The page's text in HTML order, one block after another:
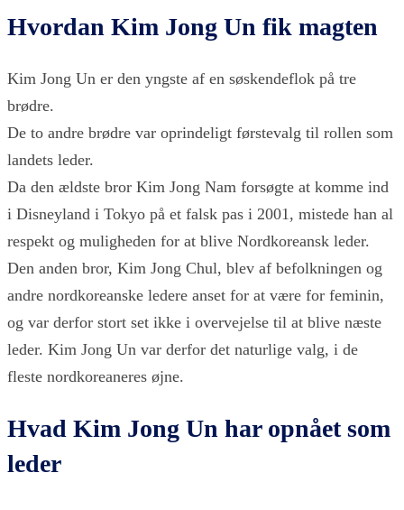
Hvordan Kim Jong Un fik magten
Kim Jong Un er den yngste af en søskendeflok på tre
brødre.
De to andre brødre var oprindeligt førstevalg til rollen som
landets leder.
Da den ældste bror Kim Jong Nam forsøgte at komme ind
i Disneyland i Tokyo på et falsk pas i 2001, mistede han al
respekt og muligheden for at blive Nordkoreansk leder.
Den anden bror, Kim Jong Chul, blev af befolkningen og
andre nordkoreanske ledere anset for at være for feminin,
og var derfor stort set ikke i overvejelse til at blive næste
leder. Kim Jong Un var derfor det naturlige valg, i de
fleste nordkoreaneres øjne.
Hvad Kim Jong Un har opnået som
leder